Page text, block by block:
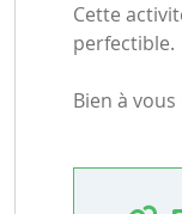
Cette
perfectible.
Bien à vous